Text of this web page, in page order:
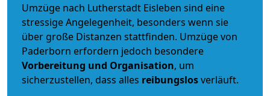
Umzüge nach Lutherstadt Eisleben sind eine
stressige Angelegenheit, besonders wenn sie
über große Distanzen stattfinden. Umzüge von
Paderborn erfordern jedoch besondere
Vorbereitung und Organisation, um
sicherzustellen, dass alles reibungslosverläuft.